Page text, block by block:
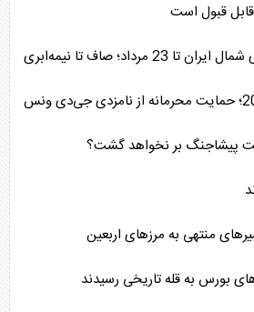
قبول است
صاف تا نیمه‌ابری
پیشاجنگ بر نخواهد گشت؟
منتهی به مرزهای اربعین
بورس به قله تاریخی رسیدند